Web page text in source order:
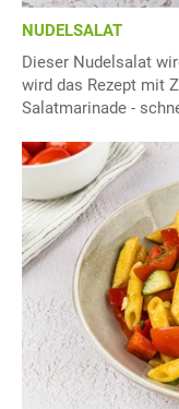
NUDELSALAT
Dieser Nudelsalat
wird das Rezept mit
Salatmarinade -